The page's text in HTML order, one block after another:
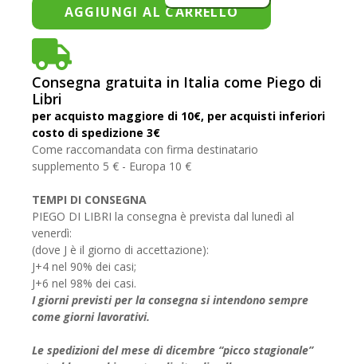
AGGIUNGI AL CARRELLO
Consegna gratuita in Italia come Piego di
Libri
per acquisto maggiore di 10€, per acquisti inferiori
costo di spedizione 3€
Come raccomandata con firma destinatario
supplemento 5 € - Europa 10 €
TEMPI DI CONSEGNA
PIEGO DI LIBRI la consegna è prevista dal lunedì al
venerdì:
(dove J è il giorno di accettazione):
J+4 nel 90% dei casi;
J+6 nel 98% dei casi.
I giorni previsti per la consegna si intendono sempre
come giorni lavorativi.
Le spedizioni del mese di dicembre “picco stagionale”